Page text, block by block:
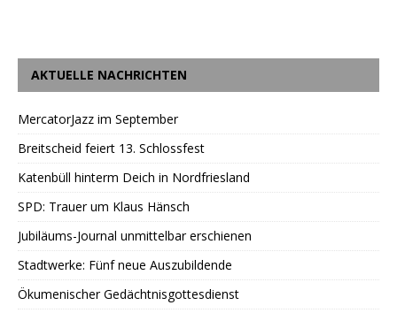
AKTUELLE NACHRICHTEN
MercatorJazz im September
Breitscheid feiert 13. Schlossfest
Katenbüll hinterm Deich in Nordfriesland
SPD: Trauer um Klaus Hänsch
Jubiläums-Journal unmittelbar erschienen
Stadtwerke: Fünf neue Auszubildende
Ökumenischer Gedächtnisgottesdienst